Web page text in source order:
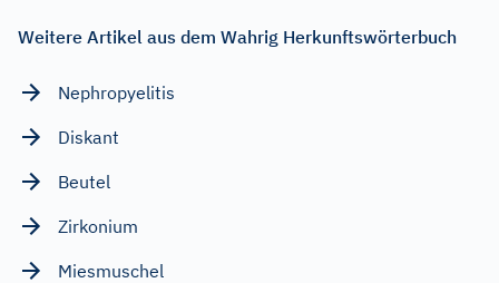
Weitere Artikel aus dem Wahrig Herkunftswörterbuch
Nephropyelitis
Diskant
Beutel
Zirkonium
Miesmuschel